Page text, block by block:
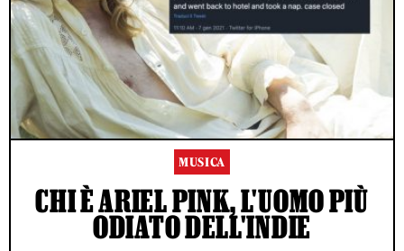
MUSICA
CHI È ARIEL PINK, L'UOMO PIÙ
ODIATO DELL'INDIE